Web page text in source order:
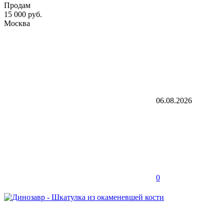
Продам
15 000 руб.
Москва
06.08.2026
0